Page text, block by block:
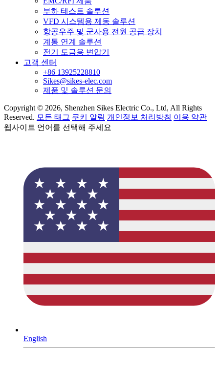
부하 테스트 솔루션
VFD 시스템용 제동 솔루션
항공우주 및 군사용 전원 공급 장치
계통 연계 솔루션
전기 도금용 변압기
고객 센터
+86 13925228810
Sikes@sikes-elec.com
제품 및 솔루션 문의
Copyright © 2026, Shenzhen Sikes Electric Co., Ltd, All Rights
Reserved. 모든 태그 쿠키 알림 개인정보 처리방침 이용 약관
웹사이트 언어를 선택해 주세요
English